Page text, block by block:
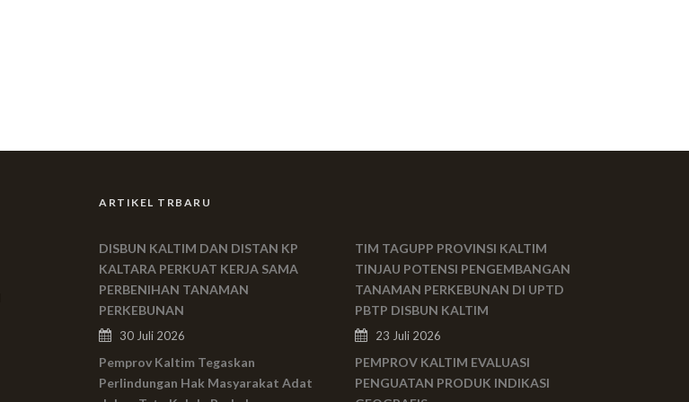
ARTIKEL TRBARU
DISBUN KALTIM DAN DISTAN KP
KALTARA PERKUAT KERJA SAMA
PERBENIHAN TANAMAN
PERKEBUNAN
30 Juli 2026
Pemprov Kaltim Tegaskan
Perlindungan Hak Masyarakat Adat
TIM TAGUPP PROVINSI KALTIM
TINJAU POTENSI PENGEMBANGAN
TANAMAN PERKEBUNAN DI UPTD
PBTP DISBUN KALTIM
23 Juli 2026
PEMPROV KALTIM EVALUASI
PENGUATAN PRODUK INDIKASI